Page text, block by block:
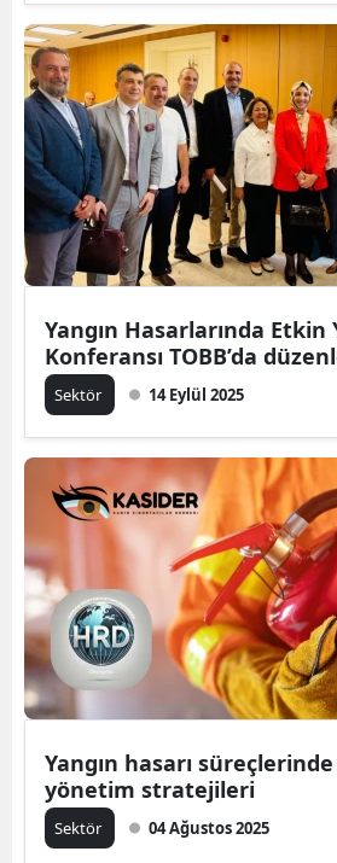
Yangın Hasarlarında Etkin
Konferansı TOBB’da
Sektör 14 Eylül 2025
Yangın hasarı
yönetim stratejileri
Sektör 04 Ağustos 2025